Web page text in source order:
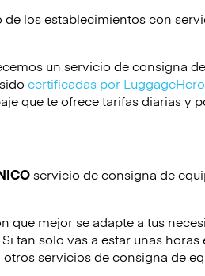
de los establecimientos con
un servicio de consigna
certificadas por LuggageHero
que te ofrece tarifas diarias y
servicio de consigna de
que mejor se adapte a tus
tan solo vas a estar unas
servicios de consigna de